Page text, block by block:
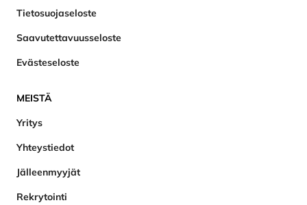
Tietosuojaseloste
Saavutettavuusseloste
Evästeseloste
MEISTÄ
Yritys
Yhteystiedot
Jälleenmyyjät
Rekrytointi